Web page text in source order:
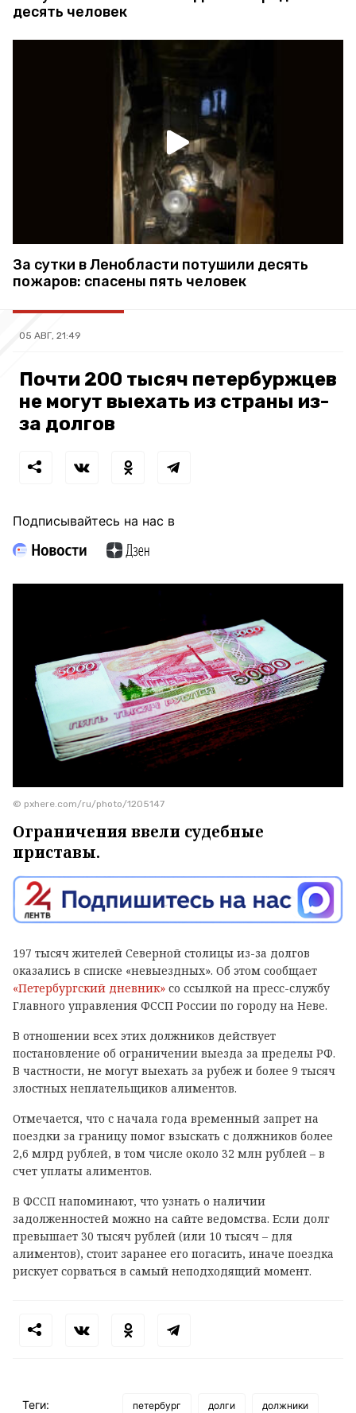
десять человек
За сутки в Ленобласти потушили десять
пожаров: спасены пять человек
05 АВГ, 21:49
Почти 200 тысяч петербуржцев
не могут выехать из страны из-
за долгов
Подписывайтесь на нас в
© pxhere.com/ru/photo/1205147
Ограничения ввели судебные
приставы.
197 тысяч жителей Северной столицы из-за долгов
оказались в списке «невыездных». Об этом сообщает
«Петербургский дневник» со ссылкой на пресс-службу
Главного управления ФССП России по городу на Неве.
В отношении всех этих должников действует
постановление об ограничении выезда за пределы РФ.
В частности, не могут выехать за рубеж и более 9 тысяч
злостных неплательщиков алиментов.
Отмечается, что с начала года временный запрет на
поездки за границу помог взыскать с должников более
2,6 млрд рублей, в том числе около 32 млн рублей – в
счет уплаты алиментов.
В ФССП напоминают, что узнать о наличии
задолженностей можно на сайте ведомства. Если долг
превышает 30 тысяч рублей (или 10 тысяч – для
алиментов), стоит заранее его погасить, иначе поездка
рискует сорваться в самый неподходящий момент.
Теги: петербург долги должники